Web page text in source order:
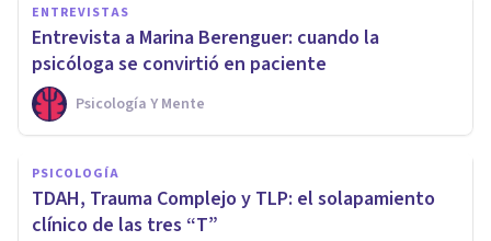
ENTREVISTAS
Entrevista a Marina Berenguer: cuando la
psicóloga se convirtió en paciente
Psicología Y Mente
PSICOLOGÍA
TDAH, Trauma Complejo y TLP: el solapamiento
clínico de las tres “T”